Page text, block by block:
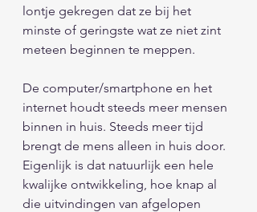
lontje gekregen dat ze bij het
minste of geringste wat ze niet zint
meteen beginnen te meppen.
De computer/smartphone en het
internet houdt steeds meer mensen
binnen in huis. Steeds meer tijd
brengt de mens alleen in huis door.
Eigenlijk is dat natuurlijk een hele
kwalijke ontwikkeling, hoe knap al
die uitvindingen van afgelopen